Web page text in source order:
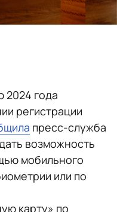
2024 года
регистрации
пресс-служба
возможность
мобильного
или по
карту» по